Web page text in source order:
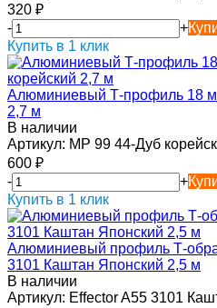
320 ₽
-
+
Купить в 1 клик
Алюминиевый Т-профиль 18
2,7 м
В наличии
Артикул: MP 99 44-Дуб
600 ₽
-
+
Купить в 1 клик
Алюминиевый профиль Т-
3101 Каштан Японский 2,5 м
В наличии
Артикул: Effector A55 3101